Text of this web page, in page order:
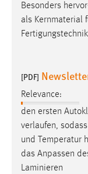
Besonders
als Kernmaterial
[PDF]
Relevance:
den ersten
verlaufen,
und Temperatur
das Anpassen
Laminieren